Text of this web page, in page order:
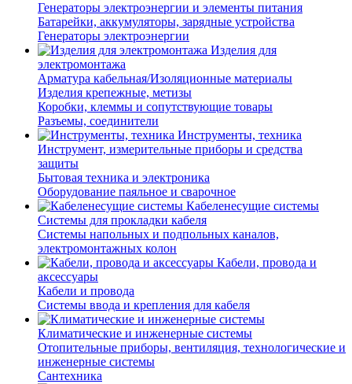
Генераторы электроэнергии и элементы питания
Батарейки, аккумуляторы, зарядные устройства
Генераторы электроэнергии
Изделия для
электромонтажа
Арматура кабельная/Изоляционные материалы
Изделия крепежные, метизы
Коробки, клеммы и сопутствующие товары
Разъемы, соединители
Инструменты, техника
Инструмент, измерительные приборы и средства
защиты
Бытовая техника и электроника
Оборудование паяльное и сварочное
Кабеленесущие системы
Системы для прокладки кабеля
Системы напольных и подпольных каналов,
электромонтажных колон
Кабели, провода и
аксессуары
Кабели и провода
Системы ввода и крепления для кабеля
Климатические и инженерные системы
Отопительные приборы, вентиляция, технологические и
инженерные системы
Сантехника